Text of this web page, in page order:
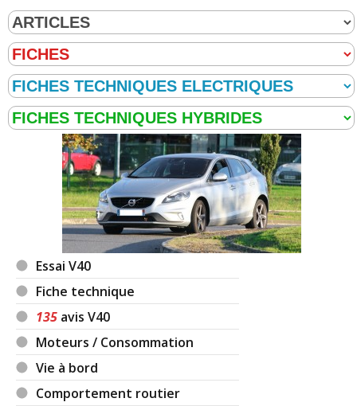
Essai V40
Fiche technique
135 avis V40
Moteurs / Consommation
Vie à bord
Comportement routier